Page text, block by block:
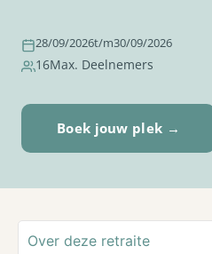
28/09/2026t/m30/09/2026
16Max. Deelnemers
Boek jouw plek →
Over deze retraite